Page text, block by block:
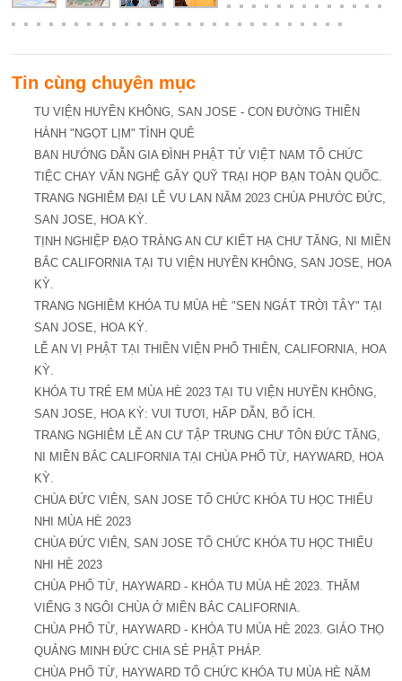
Tin cùng chuyên mục
TU VIỆN HUYỀN KHÔNG, SAN JOSE - CON ĐƯỜNG THIỀN
HÀNH "NGỌT LỊM" TÌNH QUÊ
BAN HƯỚNG DẪN GIA ĐÌNH PHẬT TỬ VIỆT NAM TỔ CHỨC
TIỆC CHAY VĂN NGHỆ GÂY QUỸ TRẠI HỌP BẠN TOÀN QUỐC.
TRANG NGHIÊM ĐẠI LỄ VU LAN NĂM 2023 CHÙA PHƯỚC ĐỨC,
SAN JOSE, HOA KỲ.
TỊNH NGHIỆP ĐẠO TRÀNG AN CƯ KIẾT HẠ CHƯ TĂNG, NI MIỀN
BẮC CALIFORNIA TẠI TU VIỆN HUYỀN KHÔNG, SAN JOSE, HOA
KỲ.
TRANG NGHIÊM KHÓA TU MÙA HÈ "SEN NGÁT TRỜI TÂY" TẠI
SAN JOSE, HOA KỲ.
LỄ AN VỊ PHẬT TẠI THIỀN VIỆN PHỔ THIÊN, CALIFORNIA, HOA
KỲ.
KHÓA TU TRẺ EM MÙA HÈ 2023 TẠI TU VIỆN HUYỀN KHÔNG,
SAN JOSE, HOA KỲ: VUI TƯƠI, HẤP DẪN, BỔ ÍCH.
TRANG NGHIÊM LỄ AN CƯ TẬP TRUNG CHƯ TÔN ĐỨC TĂNG,
NI MIỀN BẮC CALIFORNIA TẠI CHÙA PHỔ TỪ, HAYWARD, HOA
KỲ.
CHÙA ĐỨC VIÊN, SAN JOSE TỔ CHỨC KHÓA TU HỌC THIẾU
NHI MÙA HÈ 2023
CHÙA ĐỨC VIÊN, SAN JOSE TỔ CHỨC KHÓA TU HỌC THIẾU
NHI HÈ 2023
CHÙA PHỔ TỪ, HAYWARD - KHÓA TU MÙA HÈ 2023. THĂM
VIẾNG 3 NGÔI CHÙA Ở MIỀN BẮC CALIFORNIA.
CHÙA PHỔ TỪ, HAYWARD - KHÓA TU MÙA HÈ 2023. GIÁO THỌ
QUẢNG MINH ĐỨC CHIA SẺ PHẬT PHÁP.
CHÙA PHỔ TỪ, HAYWARD TỔ CHỨC KHÓA TU MÙA HÈ NĂM